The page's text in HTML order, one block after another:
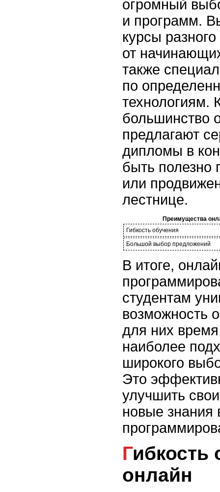
огромный
и программ.
курсы
от
также
по
технологиям.
большинство
предлагают
дипломы в
быть полезно
или
лестнице.
Преимущества
Гибкость обучения
Большой выбор предложений
В итоге,
студентам
возможность
для них
наиболее
широкого
Это
улучшить
новые знания
Гибкость обучения
онлайн